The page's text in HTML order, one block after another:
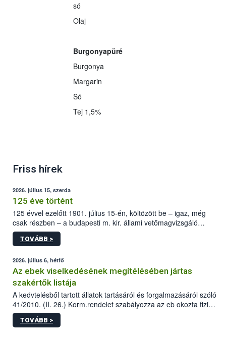
só
Olaj
Burgonyapüré
Burgonya
Margarin
Só
Tej 1,5%
Friss hírek
2026. július 15, szerda
125 éve történt
125 évvel ezelőtt 1901. július 15-én, költözött be – igaz, még
csak részben – a budapesti m. kir. állami vetőmagvizsgáló
állomás a Kis Rókus utca 15. szám alatti, Czigler Győző által
tervezett új épületébe.
TOVÁBB >
2026. július 6, hétfő
Az ebek viselkedésének megítélésében jártas
szakértők listája
A kedvtelésből tartott állatok tartásáról és forgalmazásáról szóló
41/2010. (II. 26.) Korm.rendelet szabályozza az eb okozta fizikai
sérülés, illetve ennek veszélye keletkezésekor felmerülő
hatósági feladatokat, valamint a veszélyes eb tartását és annak
TOVÁBB >